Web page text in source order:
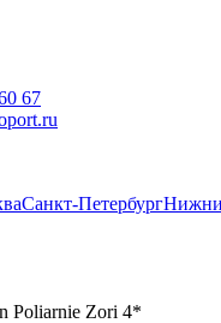
67
Санкт-Петербург
Poliarnie Zori 4*